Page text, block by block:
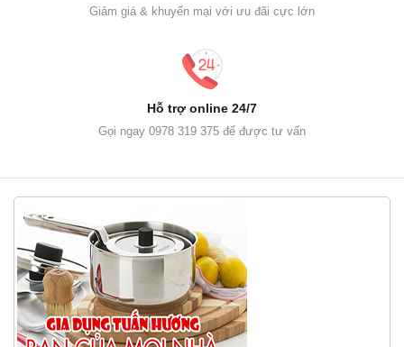
Giảm giá & khuyến mại với ưu đãi cực lớn
Hỗ trợ online 24/7
Gọi ngay 0978 319 375 để được tư vấn